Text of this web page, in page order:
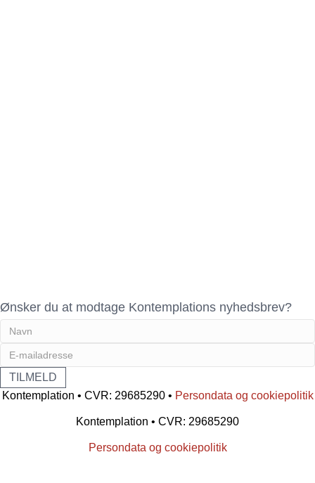
Ønsker du at modtage Kontemplations nyhedsbrev?
Kontemplation • CVR: 29685290 • Persondata og cookiepolitik
Kontemplation • CVR: 29685290
Persondata og cookiepolitik